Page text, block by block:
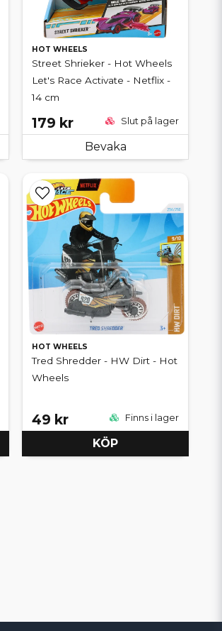
HOT WHEELS
Street Shrieker - Hot Wheels
Let's Race Activate - Netflix -
14 cm
179 kr Slut på lager
Bevaka
HOT WHEELS
Tred Shredder - HW Dirt - Hot
Wheels
49 kr Finns i lager
KÖP